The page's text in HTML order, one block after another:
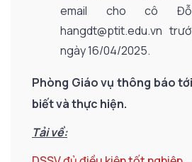
email cho cô Đỗ
hangdt@ptit.edu.vn
ngày 16/04/2025.
Phòng Giáo vụ thông báo
biết và thực hiện.
Tải về: